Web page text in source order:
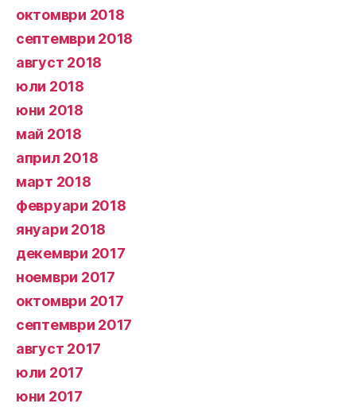
октомври 2018
септември 2018
август 2018
юли 2018
юни 2018
май 2018
април 2018
март 2018
февруари 2018
януари 2018
декември 2017
ноември 2017
октомври 2017
септември 2017
август 2017
юли 2017
юни 2017